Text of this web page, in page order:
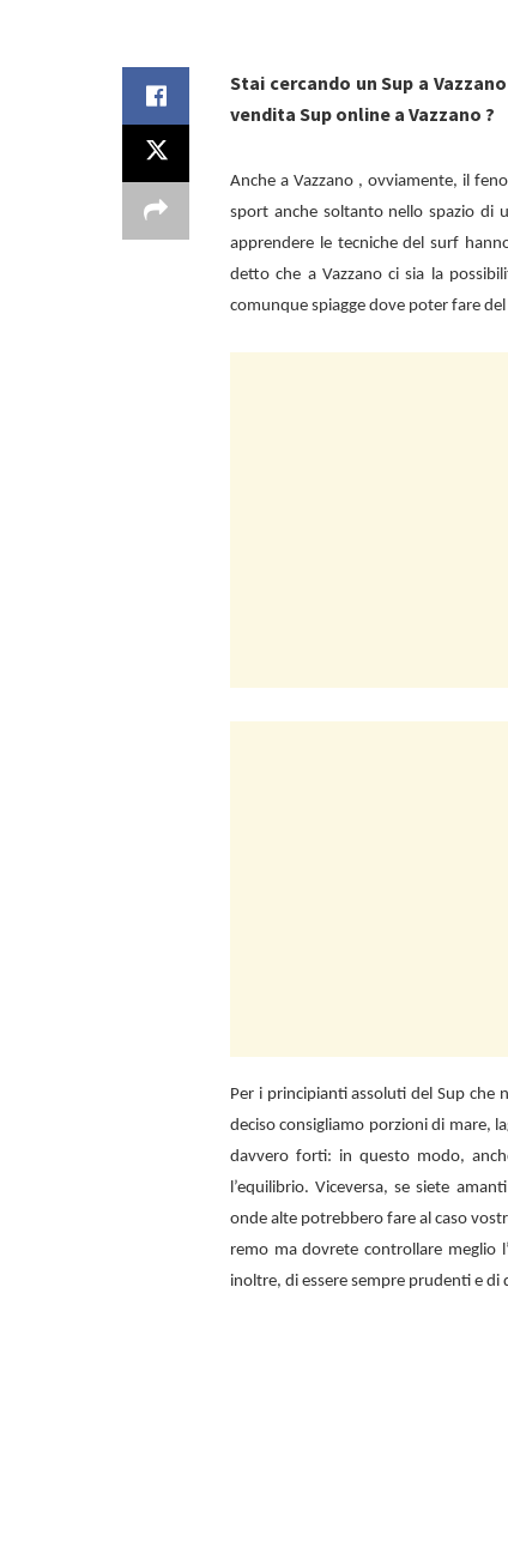
Stai cercando un Sup a
vendita Sup online a Vazzano ?
Anche aVazzano , ovviamente, il
sport anche soltanto nello spazio di
apprendere le tecniche del surf
detto che a Vazzano ci sia la
comunque spiagge dove poter fare
Per i principianti assoluti del Sup
deciso consigliamo porzioni di mare,
davvero forti: in questo modo,
l’equilibrio. Viceversa, se siete
onde alte potrebbero fare al caso
remo ma dovrete controllare meglio
inoltre, di essere sempre prudenti e di